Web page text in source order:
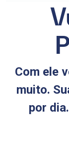
Com ele
muito.
por